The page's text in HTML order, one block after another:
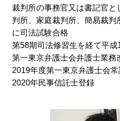
裁判所の事務官又は書記官
判所、家庭裁判所、簡易裁判
に司法試験合格
第58期司法修習生を経て平
第一東京弁護士会弁護士業務
2019年度第一東京弁護士会常
2020年民事信託士登録